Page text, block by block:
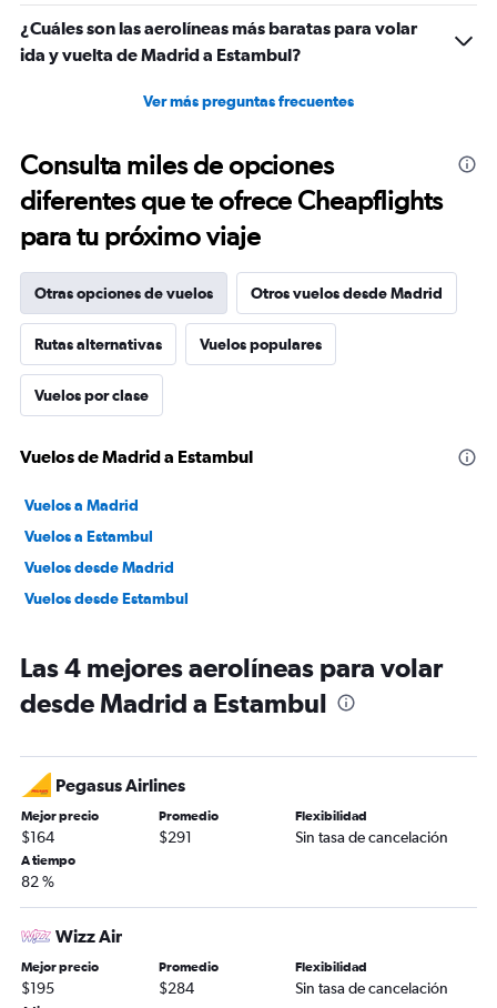
¿Cuáles son las aerolíneas más baratas para volar
ida y vuelta de Madrid a Estambul?
Ver más preguntas frecuentes
Consulta miles de opciones
diferentes que te ofrece Cheapflights
para tu próximo viaje
Otras opciones de vuelos Otros vuelos desde Madrid
Rutas alternativas Vuelos populares
Vuelos por clase
Vuelos de Madrid a Estambul
Vuelos a Madrid
Vuelos a Estambul
Vuelos desde Madrid
Vuelos desde Estambul
Las 4 mejores aerolíneas para volar
desde Madrid a Estambul
Pegasus Airlines
Mejor precio
$164
Promedio
$291
Flexibilidad
Sin tasa de cancelación
A tiempo
82 %
Wizz Air
Mejor precio
$195
Promedio
$284
Flexibilidad
Sin tasa de cancelación